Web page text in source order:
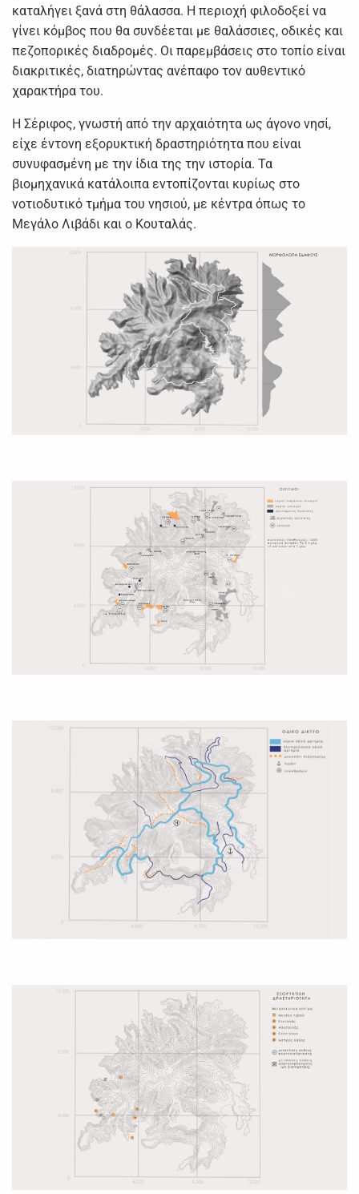
καταλήγει ξανά στη θάλασσα. Η περιοχή φιλοδοξεί να
γίνει κόμβος που θα συνδέεται με θαλάσσιες, οδικές και
πεζοπορικές διαδρομές. Οι παρεμβάσεις στο τοπίο είναι
διακριτικές, διατηρώντας ανέπαφο τον αυθεντικό
χαρακτήρα του.
Η Σέριφος, γνωστή από την αρχαιότητα ως άγονο νησί,
είχε έντονη εξορυκτική δραστηριότητα που είναι
συνυφασμένη με την ίδια της την ιστορία. Τα
βιομηχανικά κατάλοιπα εντοπίζονται κυρίως στο
νοτιοδυτικό τμήμα του νησιού, με κέντρα όπως το
Μεγάλο Λιβάδι και ο Κουταλάς.